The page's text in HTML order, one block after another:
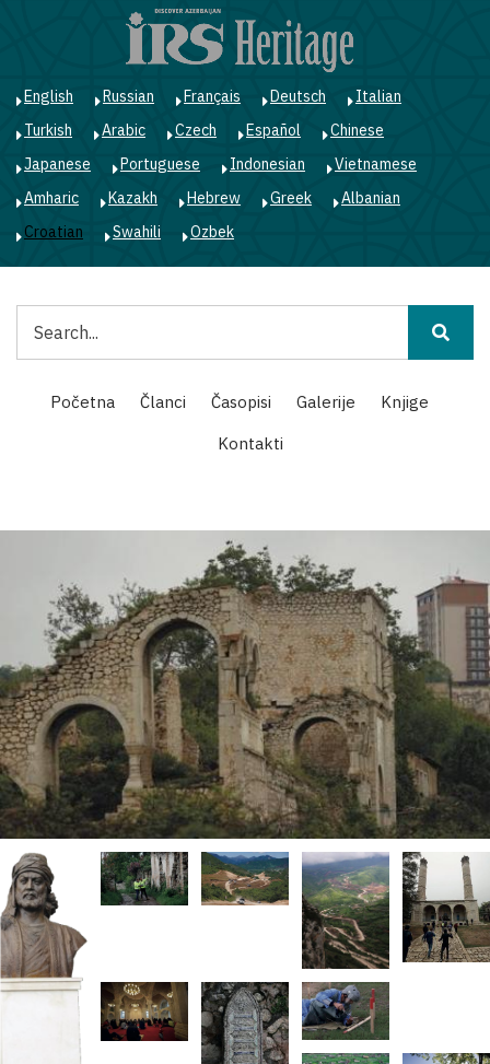
English Russian Français Deutsch
Italian
Turkish
Arabic Czech Español
Chinese
Japanese
Portuguese Indonesian
Vietnamese
Amharic
Kazakh Hebrew Greek
Albanian
Croatian
Swahili Ozbek
Main
navigation
Početna Članci Časopisi Galerije
Knjige
Kontakti